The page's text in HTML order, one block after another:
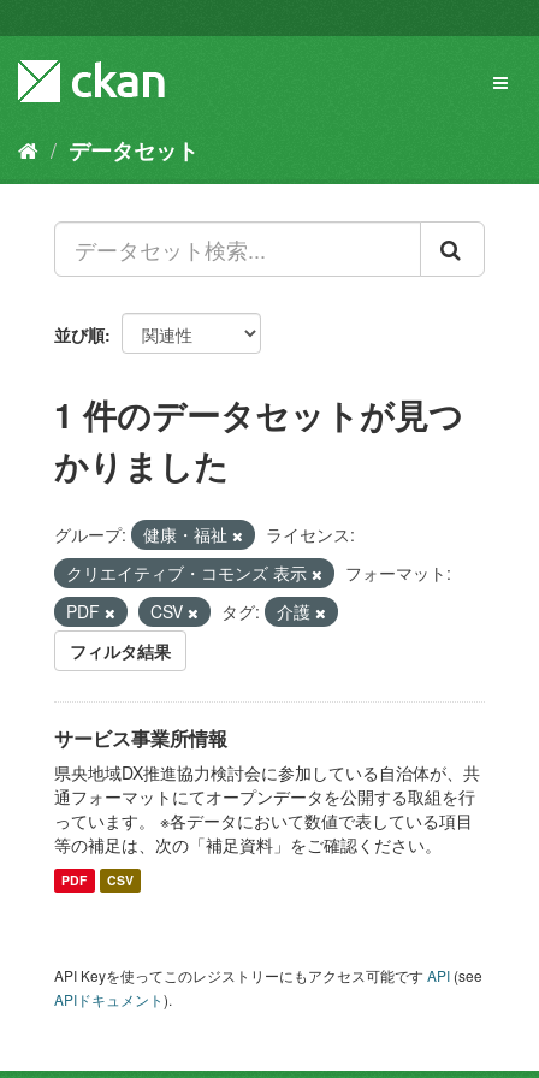
キ
容
データセット
並び順
1 件のデータセットが見つ
かりました
グループ: 健康・福祉
ライセンス:
クリエイティブ・コモンズ 表示
フォーマット:
PDF
CSV タグ:
介護
フィルタ結果
サービス事業所情報
県央地域DX推進協力検討会に参加している自治体が、共
通フォーマットにてオープンデータを公開する取組を行
っています。 ※各データにおいて数値で表している項目
等の補足は、次の「補足資料」をご確認ください。
PDF CSV
API Keyを使ってこのレジストリーにもアクセス可能ですAPI (see
APIドキュメント).